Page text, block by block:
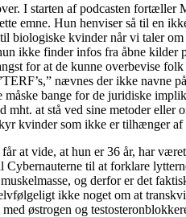
I starten af podcasten
emne. Hun henviser så til en
biologiske kvinder når vi taler
ikke finder infos fra åbne kilder
for at de kunne overbevise
nævnes der ikke navne
bange for de juridiske
at stå ved sine metoder
kvinder som ikke er tilhænger
at vide, at hun er 36 år, har
til at forklare
og derfor er det
ikke noget om at
østrogen og